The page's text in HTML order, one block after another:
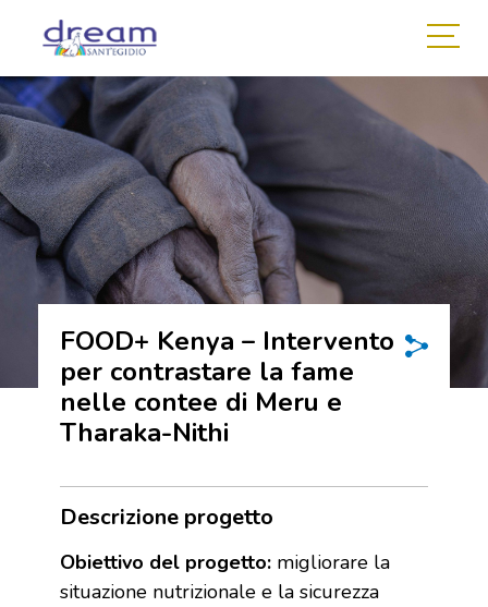
FOOD+ Kenya – Intervento
per contrastare la fame
nelle contee di Meru e
Tharaka-Nithi
Descrizione progetto
Obiettivo del progetto: migliorare la
situazione nutrizionale e la sicurezza